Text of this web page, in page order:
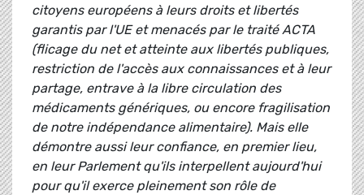
citoyens européens à leurs droits et libertés
garantis par l'UE et menacés par le traité ACTA
(flicage du net et atteinte aux libertés publiques,
restriction de l'accès aux connaissances et à leur
partage, entrave à la libre circulation des
médicaments génériques, ou encore fragilisation
de notre indépendance alimentaire). Mais elle
démontre aussi leur confiance, en premier lieu,
en leur Parlement qu'ils interpellent aujourd'hui
pour qu'il exerce pleinement son rôle de